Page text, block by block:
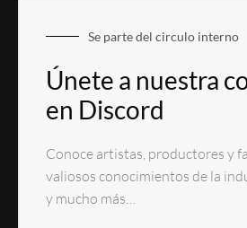
Se parte del circulo interno
Únete a nuestra
en Discord
Conoce artistas, productores y
valiosos conocimientos de la
y mucho más…